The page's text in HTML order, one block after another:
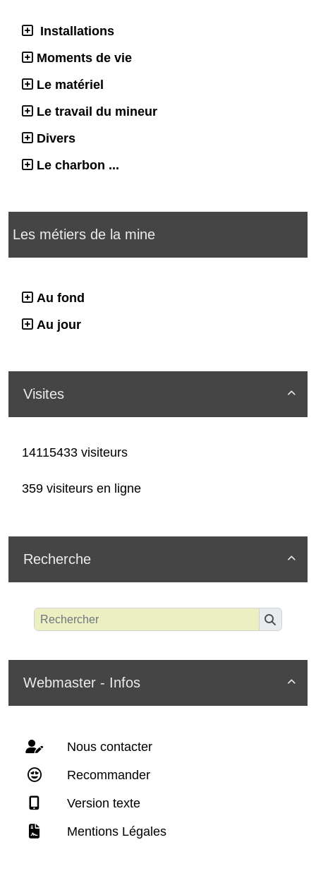
Installations
Moments de vie
Le matériel
Le travail du mineur
Divers
Le charbon ...
Les métiers de la mine
Au fond
Au jour

Visites
14115433 visiteurs
359 visiteurs en ligne

Recherche

Webmaster - Infos
Nous contacter
Recommander
Version texte
Mentions Légales